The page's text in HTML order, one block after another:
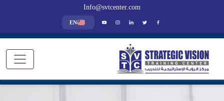
Info@svtcenter.com
EN